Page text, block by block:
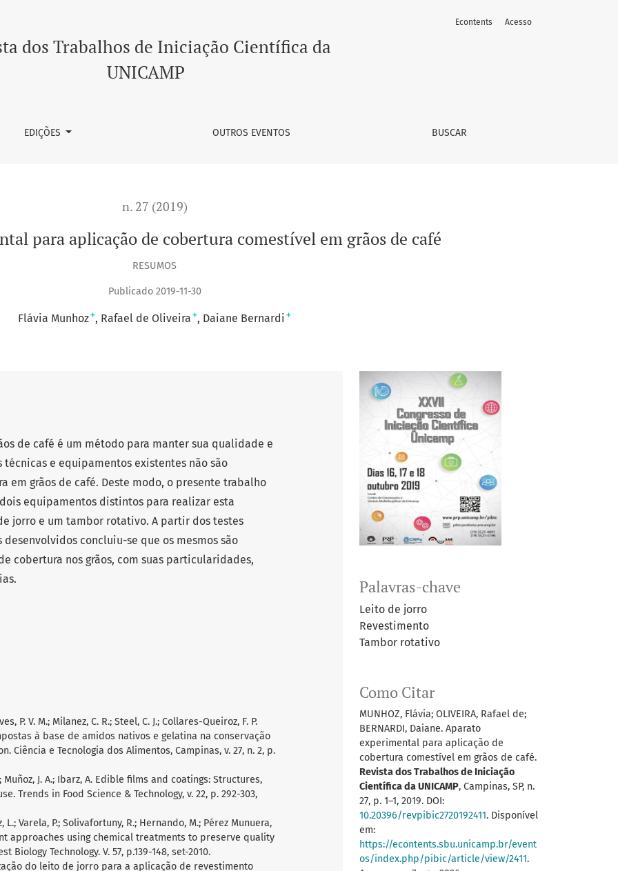
comestível em grãos de café
dos Trabalhos de Iniciação Científica da
UNICAMP
EDIÇÕES OUTROS EVENTOS BUSCAR
Econtents Acesso
n. 27 (2019)
para aplicação de cobertura comestível em grãos de café
RESUMOS
Publicado 2019-11-30
Flávia Munhoz+ Rafael de Oliveira + Daiane Bernardi +
Palavras-chave
Leito de jorro
Revestimento
Tambor rotativo
Como Citar
MUNHOZ, Flávia; OLIVEIRA, Rafael de;
BERNARDI, Daiane. Aparato
experimental para aplicação de
cobertura comestível em grãos de café.
Revista dos Trabalhos de Iniciação
Científica da UNICAMP, Campinas, SP, n.
27, p. 1–1, 2019. DOI:
10.20396/revpibic2720192411. Disponível
em:
https://econtents.sbu.unicamp.br/event
os/index.php/pibic/article/view/2411.
de café é um método para manter sua qualidade e
e equipamentos existentes não são
em grãos de café. Deste modo, o presente trabalho
equipamentos distintos para realizar esta
jorro e um tambor rotativo. A partir dos testes
concluiu-se que os mesmos são
cobertura nos grãos, com suas particularidades,
P. V. M.; Milanez, C. R.; Steel, C. J.; Collares-Queiroz, F. P.
à base de amidos nativos e gelatina na conservação
Ciência e Tecnologia dos Alimentos, Campinas, v. 27, n. 2, p.
Muñoz, J. A.; Ibarz, A. Edible films and coatings: Structures,
Trends in Food Science & Technology, v. 22, p. 292-303,
L.; Varela, P.; Solivafortuny, R.; Hernando, M.; Pérez Munuera,
approaches using chemical treatments to preserve quality
Technology. V. 57, p.139-148, set-2010.
do leito de jorro para a aplicação de revestimento